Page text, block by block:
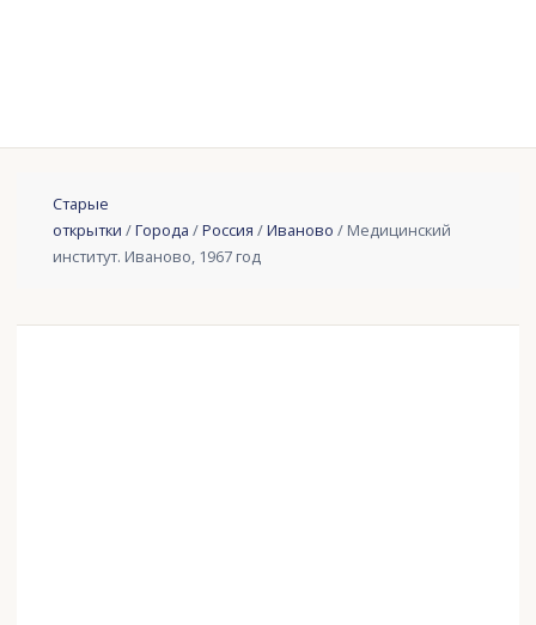
Старые
открытки /Города /Россия /Иваново / Медицинский
институт. Иваново, 1967 год